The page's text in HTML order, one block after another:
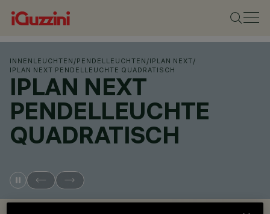
INNENLEUCHTEN /PENDELLEUCHTEN /IPLAN NEXT/
IPLAN NEXT PENDELLEUCHTE QUADRATISCH
IPLAN NEXT
PENDELLEUCHTE
QUADRATISCH